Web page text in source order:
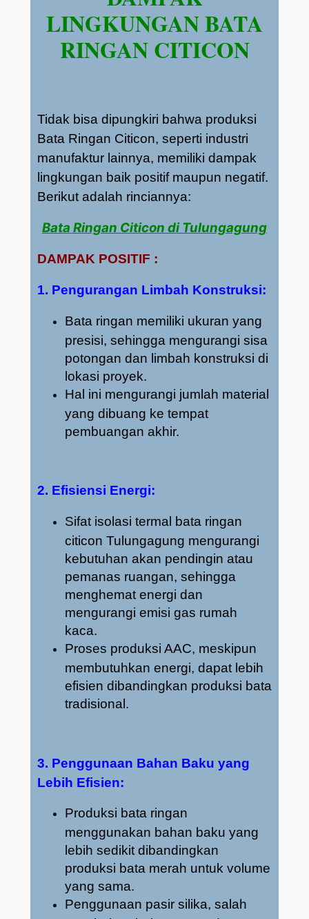
LINGKUNGAN BATA
RINGAN CITICON
Tidak bisa dipungkiri bahwa produksi
Bata Ringan Citicon, seperti industri
manufaktur lainnya, memiliki dampak
lingkungan baik positif maupun negatif.
Berikut adalah rinciannya:
Bata Ringan Citicon di Tulungagung
DAMPAK POSITIF :
1. Pengurangan Limbah Konstruksi:
Bata ringan memiliki ukuran yang
presisi, sehingga mengurangi sisa
potongan dan limbah konstruksi di
lokasi proyek.
Hal ini mengurangi jumlah material
yang dibuang ke tempat
pembuangan akhir.
2. Efisiensi Energi:
Sifat isolasi termal bata ringan
citicon Tulungagung mengurangi
kebutuhan akan pendingin atau
pemanas ruangan, sehingga
menghemat energi dan
mengurangi emisi gas rumah
kaca.
Proses produksi AAC, meskipun
membutuhkan energi, dapat lebih
efisien dibandingkan produksi bata
tradisional.
3. Penggunaan Bahan Baku yang
Lebih Efisien:
Produksi bata ringan
menggunakan bahan baku yang
lebih sedikit dibandingkan
produksi bata merah untuk volume
yang sama.
Penggunaan pasir silika, salah